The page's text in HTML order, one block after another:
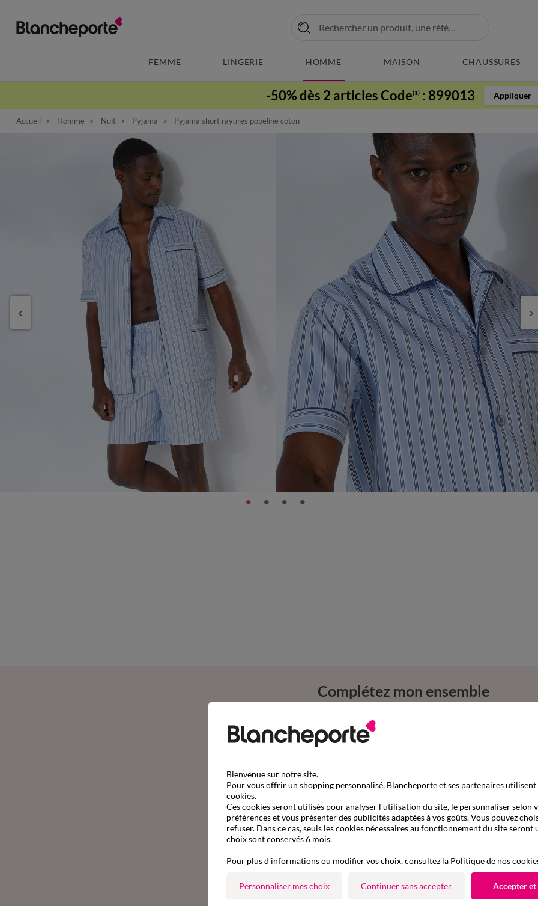
FEMME LINGERIE HOMME MAISON CHAUSSURES
-50% dès 2 articles Code(1) : 899013 Appliquer
Accueil Homme Nuit Pyjama Pyjama short rayures popeline coton
Complétez mon ensemble
Bienvenue sur notre site.
Pour vous offrir un shopping personnalisé, Blancheporte et ses partenaires utilisent
cookies.
Ces cookies seront utilisés pour analyser l'utilisation du site, le personnaliser selon
préférences et vous présenter des publicités adaptées à vos goûts. Vous pouvez
refuser. Dans ce cas, seuls les cookies nécessaires au fonctionnement du site seront
choix sont conservés 6 mois.
Pour plus d'informations ou modifier vos choix, consultez la Politique de nos
Personnaliser mes choix Continuer sans accepter Accepter